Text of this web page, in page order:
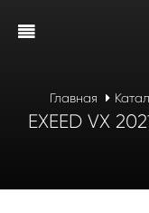
Главная
EXEED VX